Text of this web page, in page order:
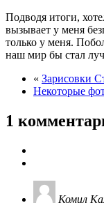
Подводя итоги,
вызывает у меня
только у меня.
наш мир бы стал
« Зарисовки
Некоторые
1
Комил